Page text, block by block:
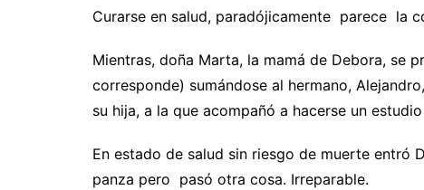
Curarse en salud, paradójicamente parece la
Mientras, doña Marta, la mamá de Debora, se
corresponde) sumándose al hermano,
su hija, a la que acompañó a hacerse un
En estado de salud sin riesgo de muerte entró
panza pero pasó otra cosa. Irreparable.